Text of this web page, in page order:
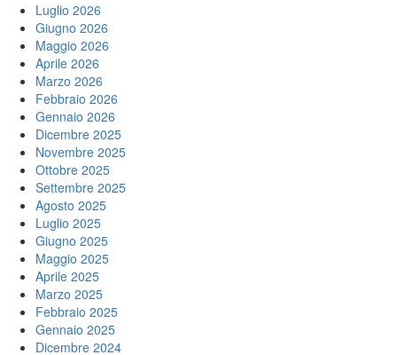
Luglio 2026
Giugno 2026
Maggio 2026
Aprile 2026
Marzo 2026
Febbraio 2026
Gennaio 2026
Dicembre 2025
Novembre 2025
Ottobre 2025
Settembre 2025
Agosto 2025
Luglio 2025
Giugno 2025
Maggio 2025
Aprile 2025
Marzo 2025
Febbraio 2025
Gennaio 2025
Dicembre 2024